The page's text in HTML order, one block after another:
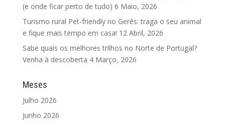
(e onde ficar perto de tudo) 6 Maio, 2026
Turismo rural Pet-friendly no Gerês: traga o seu animal
e fique mais tempo em casa! 12 Abril, 2026
Sabe quais os melhores trilhos no Norte de Portugal?
Venha à descoberta 4 Março, 2026
Meses
Julho 2026
Junho 2026